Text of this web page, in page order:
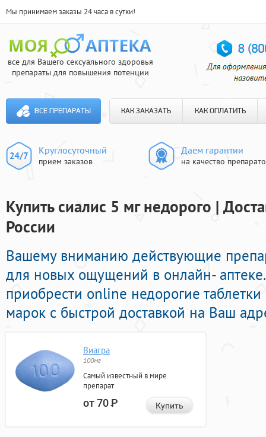
Мы принимаем заказы 24 часа в сутки!
все для Вашего сексуального здоровья
препараты для повышения потенции
ВСЕ ПРЕПАРАТЫ КАК ЗАКАЗАТЬ КАК ОПЛАТИТЬ
Круглосуточный
прием заказов
Даем гарантии
на качество
Купить сиалис 5 мг недорого |
России
Вашему вниманию действующие
для новых ощущений в онлайн-
приобрести online недорогие
марок с быстрой доставкой на Ваш
Виагра
100мг
Самый известный в мире
препарат
от 70Р Купить